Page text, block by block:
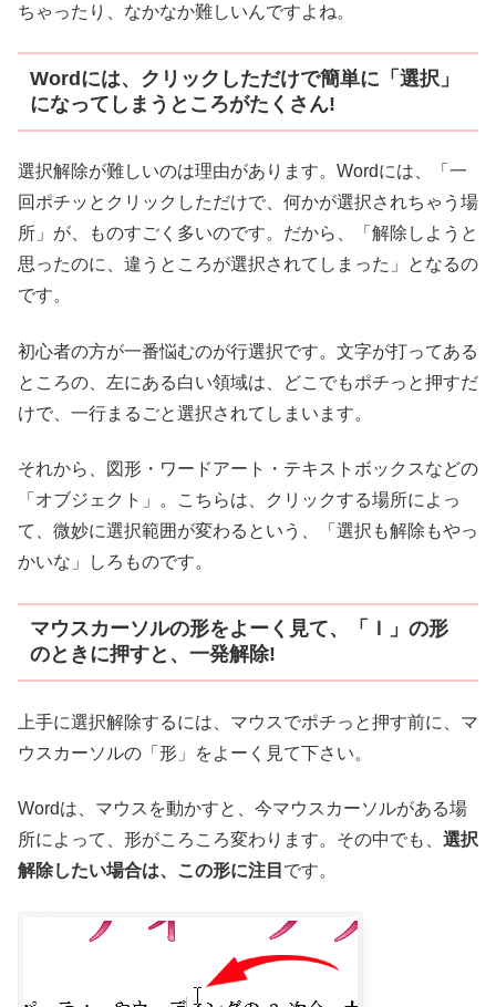
ちゃったり、なかなか難しいんですよね。
Wordには、クリックしただけで簡単に「選択」
になってしまうところがたくさん!
選択解除が難しいのは理由があります。Wordには、「一
回ポチッとクリックしただけで、何かが選択されちゃう場
所」が、ものすごく多いのです。だから、「解除しようと
思ったのに、違うところが選択されてしまった」となるの
です。
初心者の方が一番悩むのが行選択です。文字が打ってある
ところの、左にある白い領域は、どこでもポチっと押すだ
けで、一行まるごと選択されてしまいます。
それから、図形・ワードアート・テキストボックスなどの
「オブジェクト」。こちらは、クリックする場所によっ
て、微妙に選択範囲が変わるという、「選択も解除もやっ
かいな」しろものです。
マウスカーソルの形をよーく見て、「Ｉ」の形
のときに押すと、一発解除!
上手に選択解除するには、マウスでポチっと押す前に、マ
ウスカーソルの「形」をよーく見て下さい。
Wordは、マウスを動かすと、今マウスカーソルがある場
所によって、形がころころ変わります。その中でも、 選択
解除したい場合は、この形に注目 です。